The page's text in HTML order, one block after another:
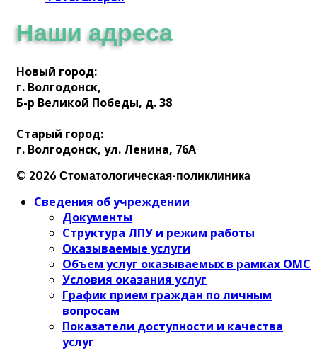
Наши адреса
Новый город:
г. Волгодонск,
Б-р Великой Победы, д. 38
Старый город:
г. Волгодонск, ул. Ленина, 76А
© 2026 Стоматологическая-поликлиника
Сведения об учреждении
Документы
Структура ЛПУ и режим работы
Оказываемые услуги
Объем услуг оказываемых в рамках ОМС
Условия оказания услуг
График прием граждан по личным
вопросам
Показатели доступности и качества
услуг